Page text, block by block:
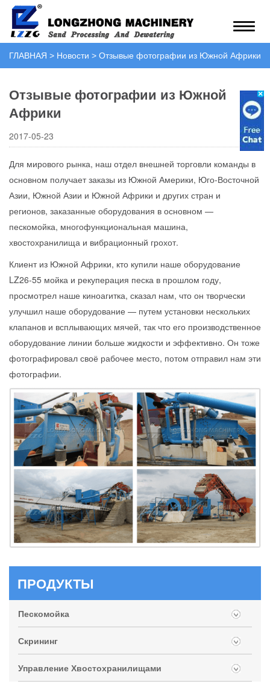
ГЛАВНАЯ > Новости > Отзывые фотографии из Южной Африки
Отзывые фотографии из Южной
Африки
2017-05-23
Для мирового рынка, наш отдел внешней торговли команды в
основном получает заказы из Южной Америки, Юго-Восточной
Азии, Южной Азии и Южной Африки и других стран и
регионов, заказанные оборудования в основном —
пескомойка, многофункциональная машина,
хвостохранилища и вибрационный грохот.
Клиент из Южной Африки, кто купили наше оборудование
LZ26-55 мойка и рекуперация песка в прошлом году,
просмотрел наше киноагитка, сказал нам, что он творчески
улучшил наше оборудование — путем установки нескольких
клапанов и всплывающих мячей, так что его производственное
оборудование линии больше жидкости и эффективно. Он тоже
фотографировал своё рабочее место, потом отправил нам эти
фотографии.
ПРОДУКТЫ
Пескомойка
Скрининг
Управление Хвостохранилищами